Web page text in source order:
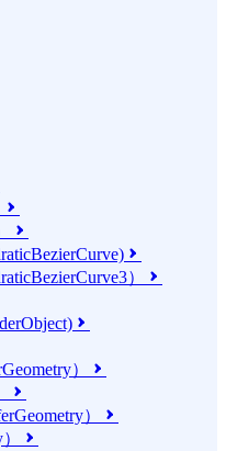



） 

）


） 
